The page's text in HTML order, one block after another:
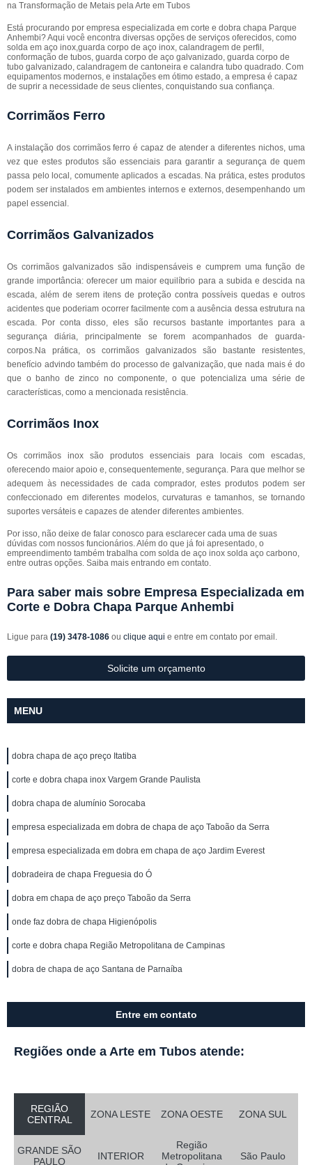
na Transformação de Metais pela Arte em Tubos
Está procurando por empresa especializada em corte e dobra chapa Parque
Anhembi? Aqui você encontra diversas opções de serviços oferecidos, como
solda em aço inox,guarda corpo de aço inox, calandragem de perfil,
conformação de tubos, guarda corpo de aço galvanizado, guarda corpo de
tubo galvanizado, calandragem de cantoneira e calandra tubo quadrado. Com
equipamentos modernos, e instalações em ótimo estado, a empresa é capaz
de suprir a necessidade de seus clientes, conquistando sua confiança.
Corrimãos Ferro
A instalação dos corrimãos ferro é capaz de atender a diferentes nichos, uma
vez que estes produtos são essenciais para garantir a segurança de quem
passa pelo local, comumente aplicados a escadas. Na prática, estes produtos
podem ser instalados em ambientes internos e externos, desempenhando um
papel essencial.
Corrimãos Galvanizados
Os corrimãos galvanizados são indispensáveis e cumprem uma função de
grande importância: oferecer um maior equilíbrio para a subida e descida na
escada, além de serem itens de proteção contra possíveis quedas e outros
acidentes que poderiam ocorrer facilmente com a ausência dessa estrutura na
escada. Por conta disso, eles são recursos bastante importantes para a
segurança diária, principalmente se forem acompanhados de guarda-
corpos.Na prática, os corrimãos galvanizados são bastante resistentes,
benefício advindo também do processo de galvanização, que nada mais é do
que o banho de zinco no componente, o que potencializa uma série de
características, como a mencionada resistência.
Corrimãos Inox
Os corrimãos inox são produtos essenciais para locais com escadas,
oferecendo maior apoio e, consequentemente, segurança. Para que melhor se
adequem às necessidades de cada comprador, estes produtos podem ser
confeccionado em diferentes modelos, curvaturas e tamanhos, se tornando
suportes versáteis e capazes de atender diferentes ambientes.
Por isso, não deixe de falar conosco para esclarecer cada uma de suas
dúvidas com nossos funcionários. Além do que já foi apresentado, o
empreendimento também trabalha com solda de aço inox solda aço carbono,
entre outras opções. Saiba mais entrando em contato.
Para saber mais sobre Empresa Especializada em
Corte e Dobra Chapa Parque Anhembi
Ligue para (19) 3478-1086 ou clique aqui e entre em contato por email.
Solicite um orçamento
MENU
dobra chapa de aço preço Itatiba
corte e dobra chapa inox Vargem Grande Paulista
dobra chapa de alumínio Sorocaba
empresa especializada em dobra de chapa de aço Taboão da Serra
empresa especializada em dobra em chapa de aço Jardim Everest
dobradeira de chapa Freguesia do Ó
dobra em chapa de aço preço Taboão da Serra
onde faz dobra de chapa Higienópolis
corte e dobra chapa Região Metropolitana de Campinas
dobra de chapa de aço Santana de Parnaíba
Entre em contato
Regiões onde a Arte em Tubos atende:
REGIÃO
CENTRAL
ZONA LESTE ZONA OESTE ZONA SUL
GRANDE SÃO
PAULO
INTERIOR
Região
Metropolitana
São Paulo